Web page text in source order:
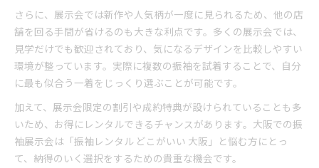
さらに、展示会では新作や人気柄が一度に見られるため、他の店
舗を回る手間が省けるのも大きな利点です。多くの展示会では、
見学だけでも歓迎されており、気になるデザインを比較しやすい
環境が整っています。実際に複数の振袖を試着することで、自分
に最も似合う一着をじっくり選ぶことが可能です。
加えて、展示会限定の割引や成約特典が設けられていることも多
いため、お得にレンタルできるチャンスがあります。大阪での振
袖展示会は「振袖レンタル どこがいい 大阪」と悩む方にとっ
て、納得のいく選択をするための貴重な機会です。